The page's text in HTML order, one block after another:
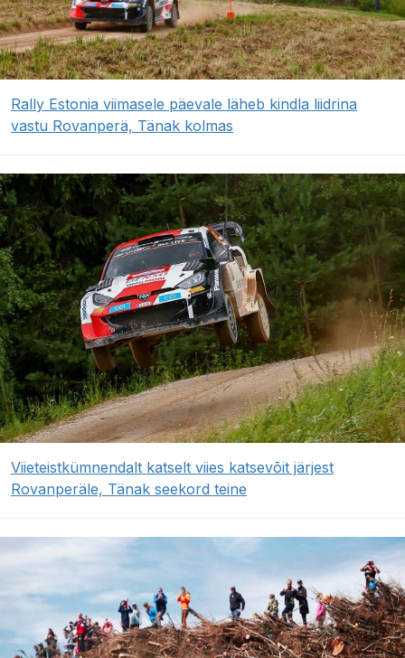
Rally Estonia viimasele päevale läheb kindla liidrina
vastu Rovanperä, Tänak kolmas
Viieteistkümnendalt katselt viies katsevõit järjest
Rovanperäle, Tänak seekord teine